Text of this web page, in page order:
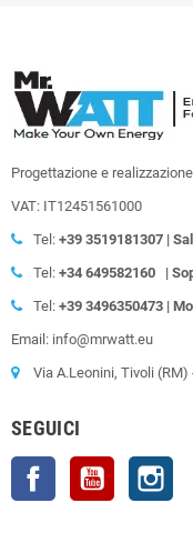
Progettazione e
VAT: IT12451561000
Tel: +39 3519181307 |
Tel: +34 649582160 |
Tel: +39 3496350473 |
Email: info@mrwatt.eu
Via A.Leonini, Tivoli (RM)
SEGUICI
Facebook YouTube